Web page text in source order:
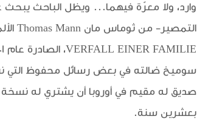
وارد، ولا معرّة فيهما... ويظل الباحث يبحث
سوميخ ضالته في بعض رسائل محفوظ التي
صديق له مقيم في أوروبا أن يشتري له نسخة
بعشرين سنة.